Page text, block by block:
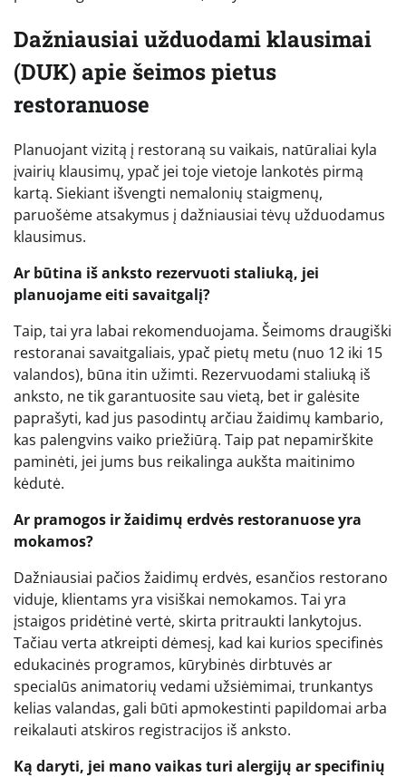
Dažniausiai užduodami klausimai
(DUK) apie šeimos pietus
restoranuose
Planuojant vizitą į restoraną su vaikais, natūraliai kyla
įvairių klausimų, ypač jei toje vietoje lankotės pirmą
kartą. Siekiant išvengti nemalonių staigmenų,
paruošėme atsakymus į dažniausiai tėvų užduodamus
klausimus.
Ar būtina iš anksto rezervuoti staliuką, jei
planuojame eiti savaitgalį?
Taip, tai yra labai rekomenduojama. Šeimoms draugiški
restoranai savaitgaliais, ypač pietų metu (nuo 12 iki 15
valandos), būna itin užimti. Rezervuodami staliuką iš
anksto, ne tik garantuosite sau vietą, bet ir galėsite
paprašyti, kad jus pasodintų arčiau žaidimų kambario,
kas palengvins vaiko priežiūrą. Taip pat nepamirškite
paminėti, jei jums bus reikalinga aukšta maitinimo
kėdutė.
Ar pramogos ir žaidimų erdvės restoranuose yra
mokamos?
Dažniausiai pačios žaidimų erdvės, esančios restorano
viduje, klientams yra visiškai nemokamos. Tai yra
įstaigos pridėtinė vertė, skirta pritraukti lankytojus.
Tačiau verta atkreipti dėmesį, kad kai kurios specifinės
edukacinės programos, kūrybinės dirbtuvės ar
specialūs animatorių vedami užsiėmimai, trunkantys
kelias valandas, gali būti apmokestinti papildomai arba
reikalauti atskiros registracijos iš anksto.
Ką daryti, jei mano vaikas turi alergijų ar specifinių